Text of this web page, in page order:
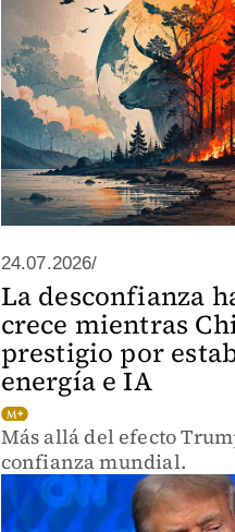
24.07.2026/
La desconfianza
crece mientras
prestigio por
energía e IA
Más allá del efecto
confianza mundial.